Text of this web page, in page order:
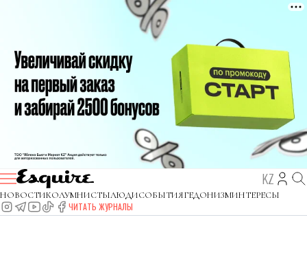
KZ
НОВОСТИКОЛУМНИСТЫЛЮДИСОБЫТИЯГЕДОНИЗМИНТЕРЕСЫ
ЧИТАТЬ ЖУРНАЛЫ